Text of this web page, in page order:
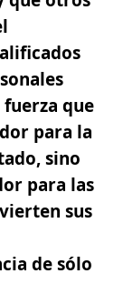
que
para la
sino
para las
sus
de sólo